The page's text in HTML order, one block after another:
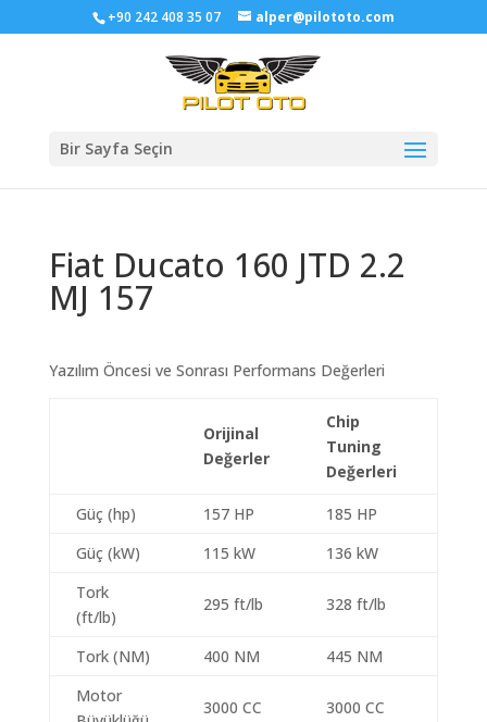
+90 242 408 35 07 alper@pilototo.com
Bir Sayfa Seçin
Fiat Ducato 160 JTD 2.2
MJ 157
Yazılım Öncesi ve Sonrası Performans Değerleri
Orijinal
Değerler
Chip
Tuning
Değerleri
Güç (hp) 157 HP
185 HP
Güç (kW)
115 kW
136 kW
Tork
(ft/lb)
295 ft/lb 328 ft/lb
Tork (NM) 400 NM
445 NM
Motor
3000 CC 3000 CC